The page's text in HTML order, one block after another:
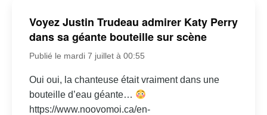
Voyez Justin Trudeau admirer Katy Perry
dans sa géante bouteille sur scène
Publié le mardi 7 juillet à 00:55
Oui oui, la chanteuse était vraiment dans une
bouteille d’eau géante…
https://www.noovomoi.ca/en-